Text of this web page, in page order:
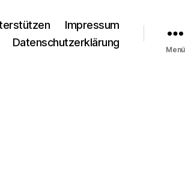
Impressum
Datenschutzerklärung
Menü